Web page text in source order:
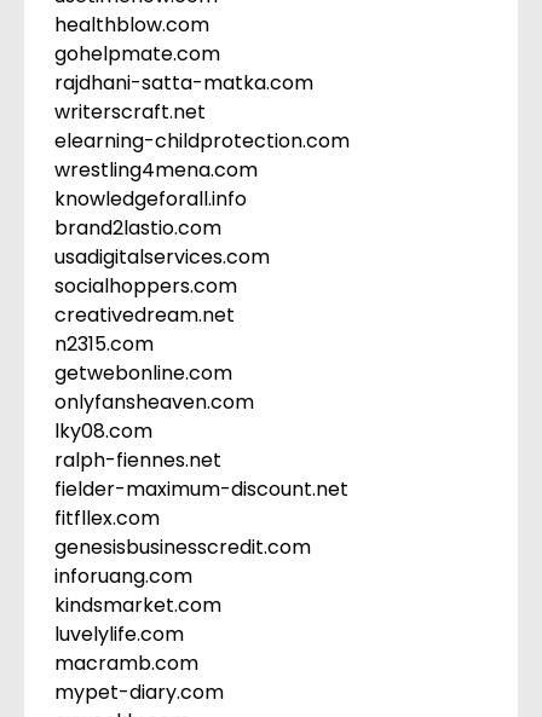
healthblow.com
gohelpmate.com
rajdhani-satta-matka.com
writerscraft.net
elearning-childprotection.com
wrestling4mena.com
knowledgeforall.info
brand2lastio.com
usadigitalservices.com
socialhoppers.com
creativedream.net
n2315.com
getwebonline.com
onlyfansheaven.com
lky08.com
ralph-fiennes.net
fielder-maximum-discount.net
fitfllex.com
genesisbusinesscredit.com
inforuang.com
kindsmarket.com
luvelylife.com
macramb.com
mypet-diary.com